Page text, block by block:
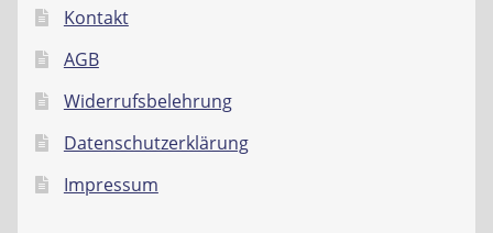
Kontakt
AGB
Widerrufsbelehrung
Datenschutzerklärung
Impressum